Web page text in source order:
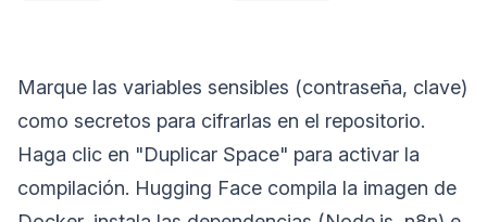
Marque las variables sensibles (contraseña, clave)
como secretos para cifrarlas en el repositorio.
Haga clic en "Duplicar Space" para activar la
compilación. Hugging Face compila la imagen de